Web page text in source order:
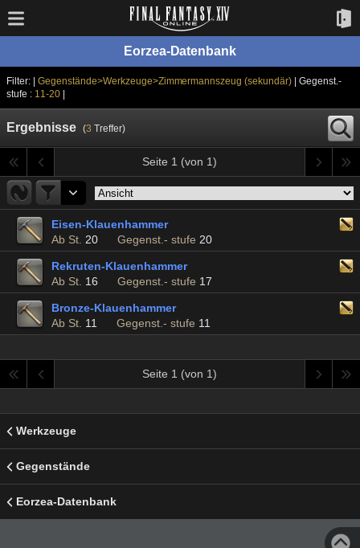
Eorzea-Datenbank
Filter: | Gegenstände>Werkzeuge>Zimmermannszeug (sekundär) | Gegenst.-
stufe : 11-20|
Ergebnisse (3 Treffer)
Seite 1 (von 1)
Eisen-Klauenhammer
Ab St. 20 Gegenst.- stufe 20
Rekruten-Klauenhammer
Ab St. 16 Gegenst.- stufe 17
Bronze-Klauenhammer
Ab St. 11 Gegenst.- stufe 11
Seite 1 (von 1)
Werkzeuge
Gegenstände
Eorzea-Datenbank